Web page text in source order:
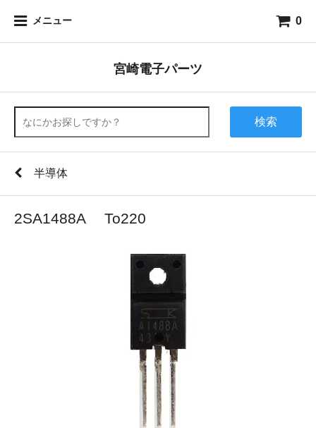
メニュー 0
宮崎電子パーツ
検索
半導体
2SA1488A To220